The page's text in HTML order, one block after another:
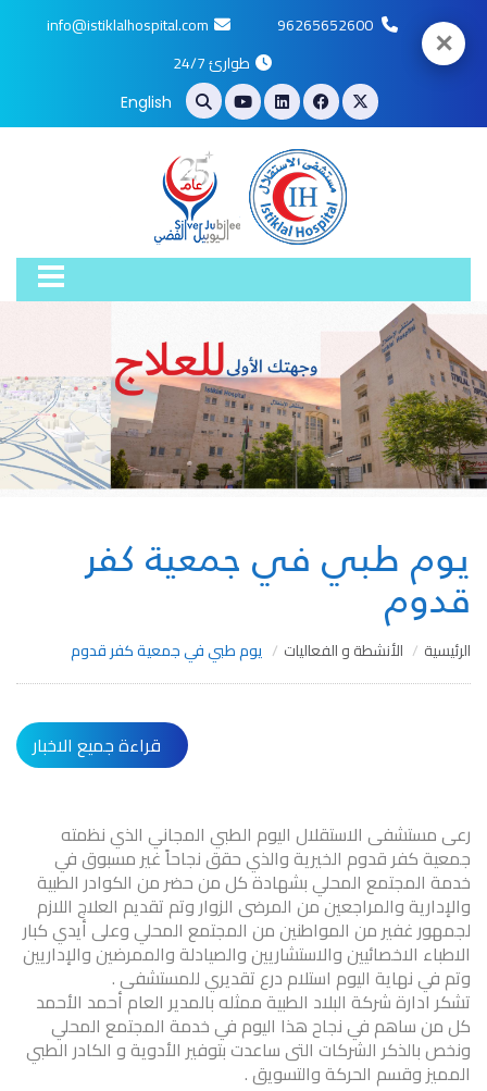
96265652600
info@istiklalhospital.com
طوارئ 24/7
English
يوم طبي في جمعية كفر
قدوم
الرئيسية الأنشطة و الفعاليات يوم طبي في جمعية كفر قدوم
قراءة جميع الاخبار
رعى مستشفى الاستقلال اليوم الطبي المجاني الذي نظمته
جمعية كفر قدوم الخيرية والذي حقق نجاحاً غير مسبوق في
خدمة المجتمع المحلي بشهادة كل من حضر من الكوادر الطبية
والإدارية والمراجعين من المرضى الزوار وتم تقديم العلاج اللازم
لجمهور غفير من المواطنين من المجتمع المحلي وعلى أيدي كبار
الاطباء الاخصائيين والاستشاريين والصيادلة والممرضين والإداريين
وتم في نهاية اليوم استلام درع تقديري للمستشفى .
تشكر ادارة شركة البلاد الطبية ممثله بالمدير العام أحمد الأحمد
كل من ساهم في نجاح هذا اليوم في خدمة المجتمع المحلي
ونخص بالذكر الشركات التى ساعدت بتوفير الأدوية و الكادر الطبي
المميز وقسم الحركة والتسويق .
✕